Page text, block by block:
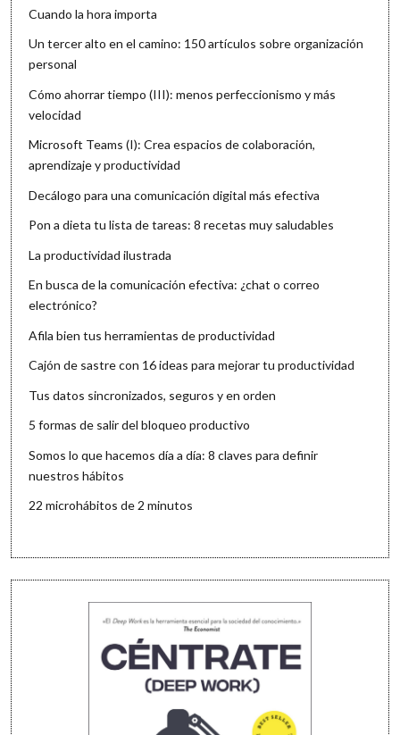
Cuando la hora importa
Un tercer alto en el camino: 150 artículos sobre organización
personal
Cómo ahorrar tiempo (III): menos perfeccionismo y más
velocidad
Microsoft Teams (I): Crea espacios de colaboración,
aprendizaje y productividad
Decálogo para una comunicación digital más efectiva
Pon a dieta tu lista de tareas: 8 recetas muy saludables
La productividad ilustrada
En busca de la comunicación efectiva: ¿chat o correo
electrónico?
Afila bien tus herramientas de productividad
Cajón de sastre con 16 ideas para mejorar tu productividad
Tus datos sincronizados, seguros y en orden
5 formas de salir del bloqueo productivo
Somos lo que hacemos día a día: 8 claves para definir
nuestros hábitos
22 microhábitos de 2 minutos